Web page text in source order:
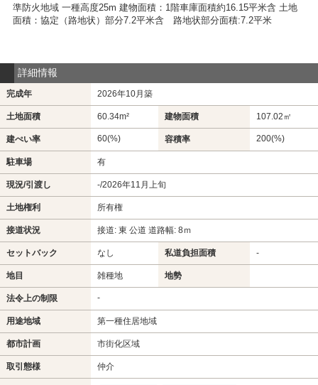
準防火地域 一種高度25m 建物面積：1階車庫面積約16.15平米含 土地
面積：協定（路地状）部分7.2平米含 路地状部分面積:7.2平米
詳細情報
完成年 2026年10月築
土地面積 60.34m² 建物面積 107.02㎡
建ぺい率 60(%) 容積率 200(%)
駐車場 有
現況/引渡し -/2026年11月上旬
土地権利 所有権
接道状況 接道: 東 公道 道路幅: 8ｍ
セットバック なし 私道負担面積 -
地目 雑種地 地勢
法令上の制限 -
用途地域 第一種住居地域
都市計画 市街化区域
取引態様 仲介